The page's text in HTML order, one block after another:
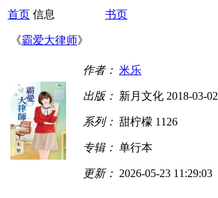
首页 信息 书页
《霸爱大律师》
作者： 米乐
出版： 新月文化 2018-03-02
系列： 甜柠檬 1126
专辑： 单行本
更新： 2026-05-23 11:29:03